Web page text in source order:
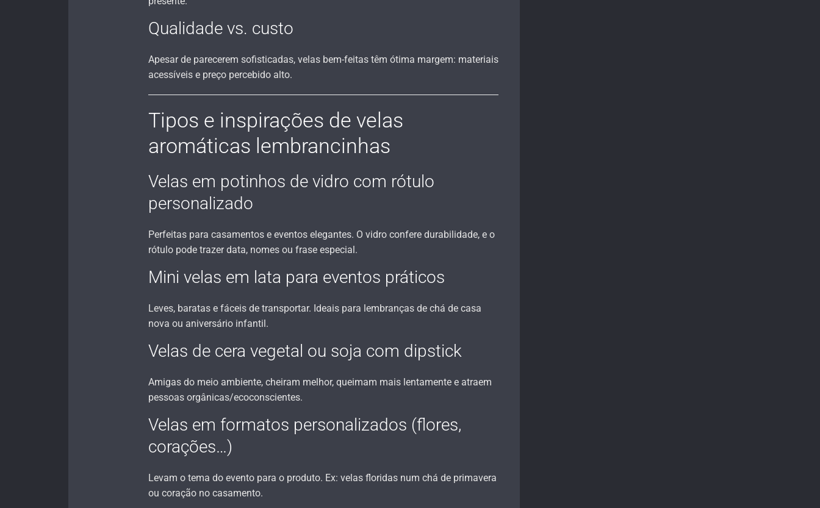
Qualidade vs. custo
Apesar de parecerem sofisticadas, velas bem-feitas têm ótima margem: materiais
acessíveis e preço percebido alto.
Tipos e inspirações de velas
aromáticas lembrancinhas
Velas em potinhos de vidro com rótulo
personalizado
Perfeitas para casamentos e eventos elegantes. O vidro confere durabilidade, e o
rótulo pode trazer data, nomes ou frase especial.
Mini velas em lata para eventos práticos
Leves, baratas e fáceis de transportar. Ideais para lembranças de chá de casa
nova ou aniversário infantil.
Velas de cera vegetal ou soja com dipstick
Amigas do meio ambiente, cheiram melhor, queimam mais lentamente e atraem
pessoas orgânicas/ecoconscientes.
Velas em formatos personalizados (flores,
corações…)
Levam o tema do evento para o produto. Ex: velas floridas num chá de primavera
ou coração no casamento.